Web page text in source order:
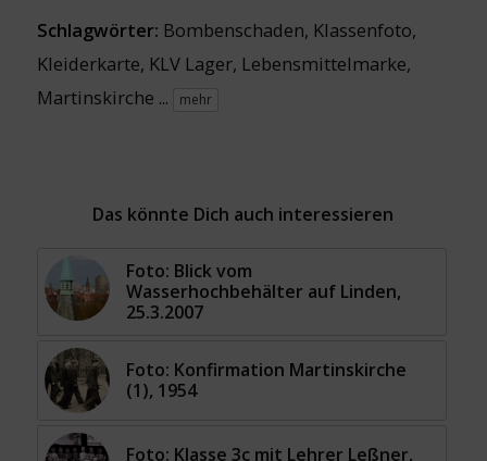
Schlagwörter: Bombenschaden, Klassenfoto,
Kleiderkarte, KLV Lager, Lebensmittelmarke,
Martinskirche ... mehr
Das könnte Dich auch interessieren
Foto: Blick vom
Wasserhochbehälter auf Linden,
25.3.2007
Foto: Konfirmation Martinskirche
(1), 1954
Foto: Klasse 3c mit Lehrer Leßner,